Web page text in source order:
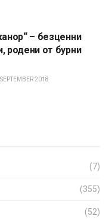
– безценни
родени от бурни
2018
(7)
(355)
(52)